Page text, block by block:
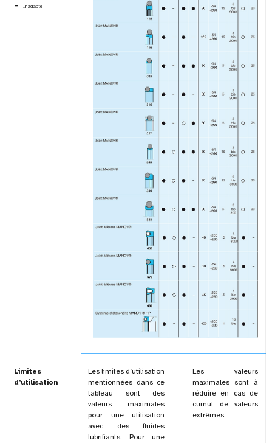
– Inadapté
Limites
d’utilisation
Les limites d’utilisation
mentionnées dans ce
tableau sont des
valeurs maximales
pour une utilisation
avec des fluides
lubrifiants. Pour une
Les valeurs
maximales sont à
réduire en cas de
cumul de valeurs
extrêmes.